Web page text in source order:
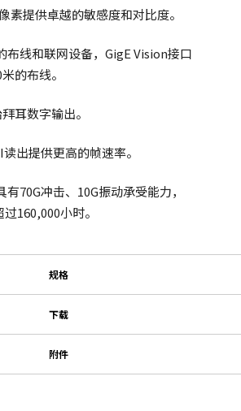
素提供卓越的敏感度和对比度。
布线和联网设备，GigE Vision接口
的布线。
耳数字输出。
出提供更高的帧速率。
70G冲击、10G振动承受能力，
160,000小时。
规格
下载
附件